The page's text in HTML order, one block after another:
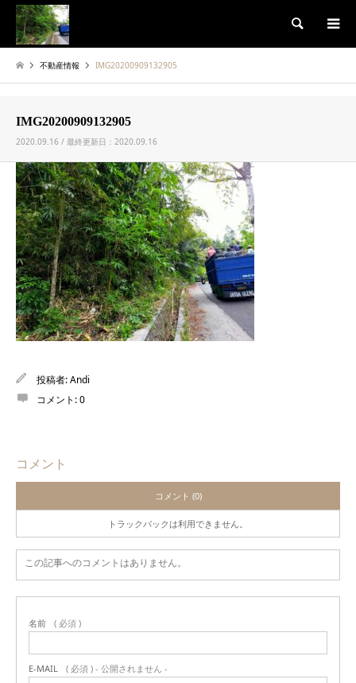
検索
不動産情報 IMG20200909132905
IMG20200909132905
2020.09.16 / 最終更新日：2020.09.16
投稿者:Andi
コメント:0
コメント
コメント (0)
トラックバックは利用できません。
この記事へのコメントはありません。
名前 ( 必須 )
E-MAIL ( 必須 ) - 公開されません -